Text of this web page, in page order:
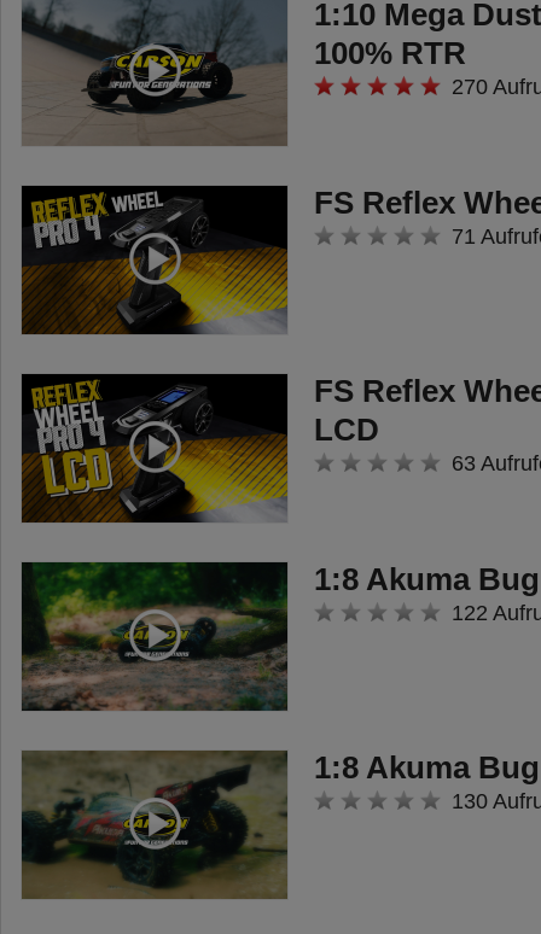
REFLEX WHEEL PRO 2,4 GHz
RC-Anlage. Der robuste ABS-
Rumpf, das coole Design und die
100 %-ig komplette Ausstattung
machen den CARSON Sea
Warrior zum absoluten
Spaßbringer!
Lieferumfang:
2,4 GHz RC-Anlage, Bootständer,
Fahrakku, Ladegerät,
Senderbatterien und
Bedienungsanleitung
Technische Details:
• ABS-Doppelrumpf, lackiert
• abnehmbare Cockpithaube
• Kunststoff-Rennschraube
• Stahlwelle
• robuste Kunststoff-Ruderanlage
• Elektromotor Typ 180,
wassergekühlt
• wasserfester 2in1
1:10 Mega
100% RTR
270
FS Reflex
71
FS Reflex
LCD
63
1:8 Akuma
122
1:8 Akuma
130